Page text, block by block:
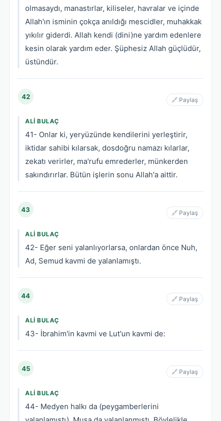
olmasaydı, manastırlar, kiliseler, havralar ve içinde
Allah'ın isminin çokça anıldığı mescidler, muhakkak
yıkılır giderdi. Allah kendi (dini)ne yardım edenlere
kesin olarak yardım eder. Şüphesiz Allah güçlüdür,
üstündür.
42 🔗 Paylaş
ALI BULAÇ
41- Onlar ki, yeryüzünde kendilerini yerleştirir,
iktidar sahibi kılarsak, dosdoğru namazı kılarlar,
zekatı verirler, ma'rufu emrederler, münkerden
sakındırırlar. Bütün işlerin sonu Allah'a aittir.
43 🔗 Paylaş
ALI BULAÇ
42- Eğer seni yalanlıyorlarsa, onlardan önce Nuh,
Ad, Semud kavmi de yalanlamıştı.
44 🔗 Paylaş
ALI BULAÇ
43- İbrahim'in kavmi ve Lut'un kavmi de:
45 🔗 Paylaş
ALI BULAÇ
44- Medyen halkı da (peygamberlerini